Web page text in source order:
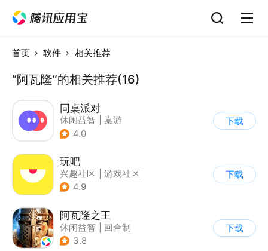
首页 软件 相关推荐
“阿瓦隆”的相关推荐(16)
同桌派对
休闲益智
桌游
| 派对游戏
4.0
下载
玩吧
兴趣社区
游戏社区
4.9
下载
阿瓦隆之王
休闲益智
回合制
| 中世纪
3.8
下载